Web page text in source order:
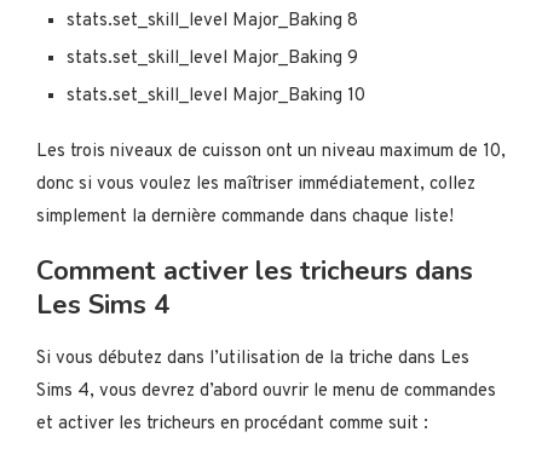
stats.set_skill_level Major_Baking 8
stats.set_skill_level Major_Baking 9
stats.set_skill_level Major_Baking 10
Les trois niveaux de cuisson ont un niveau maximum de 10,
donc si vous voulez les maîtriser immédiatement, collez
simplement la dernière commande dans chaque liste!
Comment activer les tricheurs dans
Les Sims 4
Si vous débutez dans l’utilisation de la triche dans Les
Sims 4, vous devrez d’abord ouvrir le menu de commandes
et activer les tricheurs en procédant comme suit :